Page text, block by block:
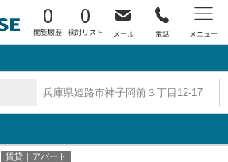
0 0
兵庫県姫路市神子岡前３丁目12-17
賃貸｜アパート